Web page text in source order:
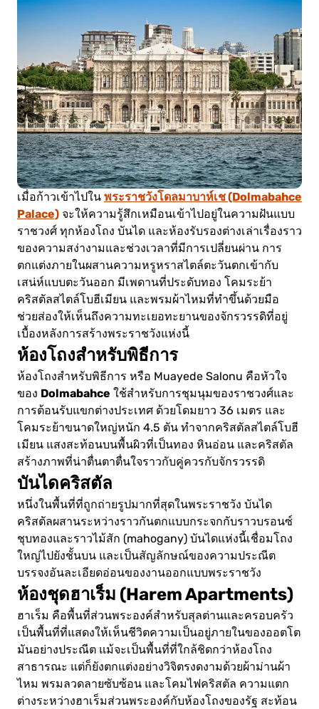
เมื่อก้าวเข้าไปใน พระราชวังโดลมาบาห์เช (Dolmabahce
Palace) จะให้ความรู้สึกเหมือนเข้าไปอยู่ในความฝันแบบ
ราชวงศ์ ทุกห้องโถง บันได และห้องรับรองต่างเล่าเรื่องราว
ของความสง่างามและช่วงเวลาที่มีการเปลี่ยนผ่าน การ
ตกแต่งภายในผสานความหรูหราสไตล์ตะวันตกเข้ากับ
เสน่ห์แบบตะวันออก มีเพดานที่ประดับทอง โคมระย้า
คริสตัลสไตล์โบฮีเมียน และพรมผ้าไหมที่ทำขึ้นด้วยมือ
ช่วยส่องให้เห็นถึงความทะเยอทะยานของจักรวรรดิที่อยู่
เบื้องหลังการสร้างพระราชวังแห่งนี้
ห้องโถงสำหรับพิธีการ
ห้องโถงสำหรับพิธีการ หรือ Muayede Salonu คือหัวใจ
ของ Dolmabahce ใช้สำหรับการชุมนุมของราชวงศ์และ
การต้อนรับแขกต่างประเทศ ด้วยโดมยาว 36 เมตร และ
โคมระย้าขนาดใหญ่หนัก 4.5 ตัน ทำจากคริสตัลสไตล์โบฮี
เมียน แสงสะท้อนบนพื้นผิวที่เป็นทอง หินอ่อน และคริสตัล
สร้างภาพที่น่าตื่นตาตื่นใจราวกับคู่ควรกับจักรวรรดิ
บันไดคริสตัล
หนึ่งในพื้นที่ที่ถูกถ่ายรูปมากที่สุดในพระราชวัง บันได
คริสตัลผสานระหว่างราวกันตกแบบกระจกกับราวบรอนซ์
ชุบทองและราวไม้สัก (mahogany) บันไดแห่งนี้เชื่อมโถง
ใหญ่ไปยังชั้นบน และเป็นสัญลักษณ์ของความประณีต
บรรจงอันละเอียดอ่อนของงานออกแบบพระราชวัง
ห้องชุดฮาเร็ม (Harem Apartments)
ฮาเร็ม คือพื้นที่ส่วนพระองค์สำหรับสุลต่านและครอบครัว
เป็นพื้นที่ที่แสดงให้เห็นชีวิตความเป็นอยู่ภายในของออตโต
มันอย่างประณีต แม้จะเป็นพื้นที่ที่ใกล้ชิดกว่าห้องโถง
สาธารณะ แต่ก็ยังตกแต่งอย่างวิจิตรงดงามด้วยผ้าม่านผ้า
ไหม พรมลวดลายซับซ้อน และโคมไฟคริสตัล ความแตก
ต่างระหว่างฮาเร็มส่วนพระองค์กับห้องโถงของรัฐ สะท้อน